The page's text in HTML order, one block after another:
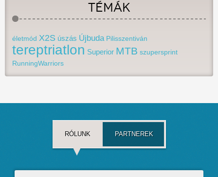
TÉMÁK
életmód X2S úszás Újbuda Pilisszentiván
tereptriatlon Superior MTB szupersprint
RunningWarriors
RÓLUNK PARTNEREK